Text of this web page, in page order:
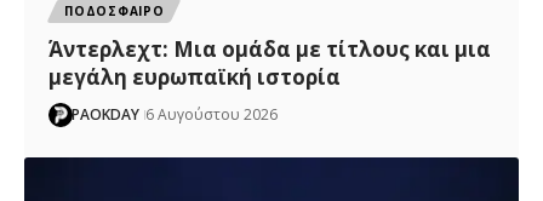
ΠΟΔΟΣΦΑΙΡΟ
Άντερλεχτ: Mια ομάδα με τίτλους και μια
μεγάλη ευρωπαϊκή ιστορία
PAOKDAY 6 Αυγούστου 2026